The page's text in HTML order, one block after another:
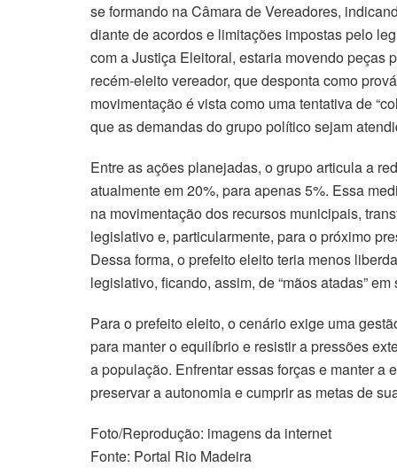
se formando na Câmara de Vereadores,
diante de acordos e limitações impostas pelo
com a Justiça Eleitoral, estaria movendo peças
recém-eleito vereador, que desponta como
movimentação é vista como uma tentativa de
que as demandas do grupo político sejam
Entre as ações planejadas, o grupo articula a
atualmente em 20%, para apenas 5%. Essa
na movimentação dos recursos municipais,
legislativo e, particularmente, para o próximo
Dessa forma, o prefeito eleito teria menos
legislativo, ficando, assim, de “mãos atadas”
Para o prefeito eleito, o cenário exige uma
para manter o equilíbrio e resistir a pressões
a população. Enfrentar essas forças e manter
preservar a autonomia e cumprir as metas de
Foto/Reprodução: imagens da internet
Fonte: Portal Rio Madeira